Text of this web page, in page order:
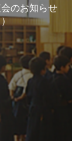
のお知らせ